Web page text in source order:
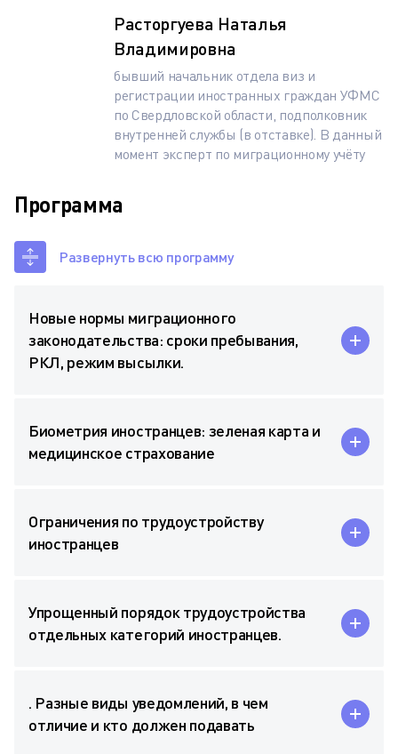
Расторгуева Наталья
Владимировна
бывший начальник отдела виз и
регистрации иностранных граждан УФМС
по Свердловской области, подполковник
внутренней службы (в отставке). В данный
момент эксперт по миграционному учёту
Программа
Развернуть всю программу
Новые нормы миграционного
законодательства: сроки пребывания,
РКЛ, режим высылки.
Биометрия иностранцев: зеленая карта и
медицинское страхование
Ограничения по трудоустройству
иностранцев
Упрощенный порядок трудоустройства
отдельных категорий иностранцев.
. Разные виды уведомлений, в чем
отличие и кто должен подавать